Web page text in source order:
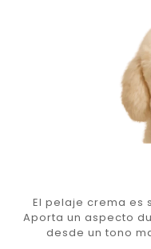
El pelaje crema es
Aporta un aspecto
desde un tono